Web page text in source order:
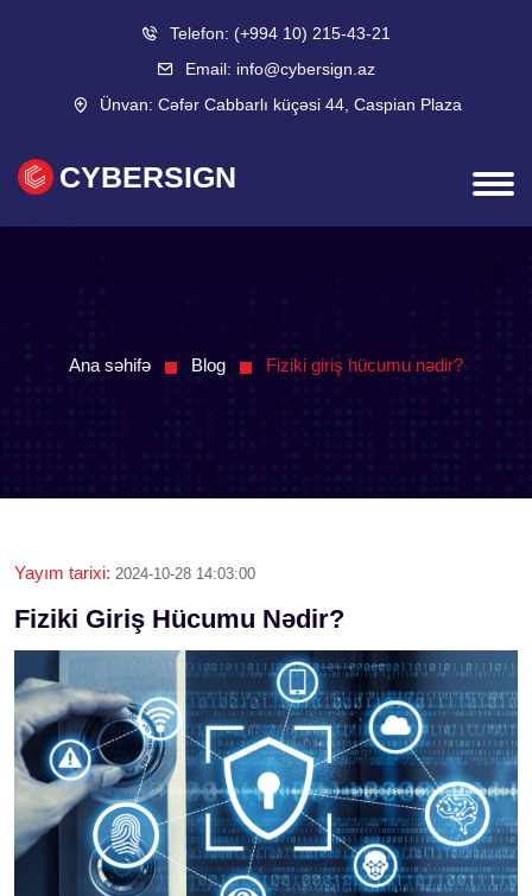
Telefon: (+994 10) 215-43-21
Email: info@cybersign.az
Ünvan: Cəfər Cabbarlı küçəsi 44, Caspian Plaza
CYBERSIGN
Ana səhifə Blog Fiziki giriş hücumu nədir?
Yayım tarixi: 2024-10-28 14:03:00
Fiziki Giriş Hücumu Nədir?